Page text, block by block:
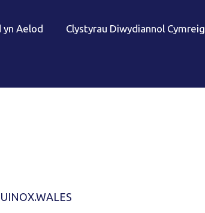
yn Aelod Clystyrau Diwydiannol Cymreig